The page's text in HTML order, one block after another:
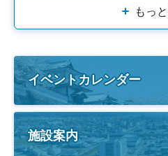
もっ
イベントカレンダー
施設案内